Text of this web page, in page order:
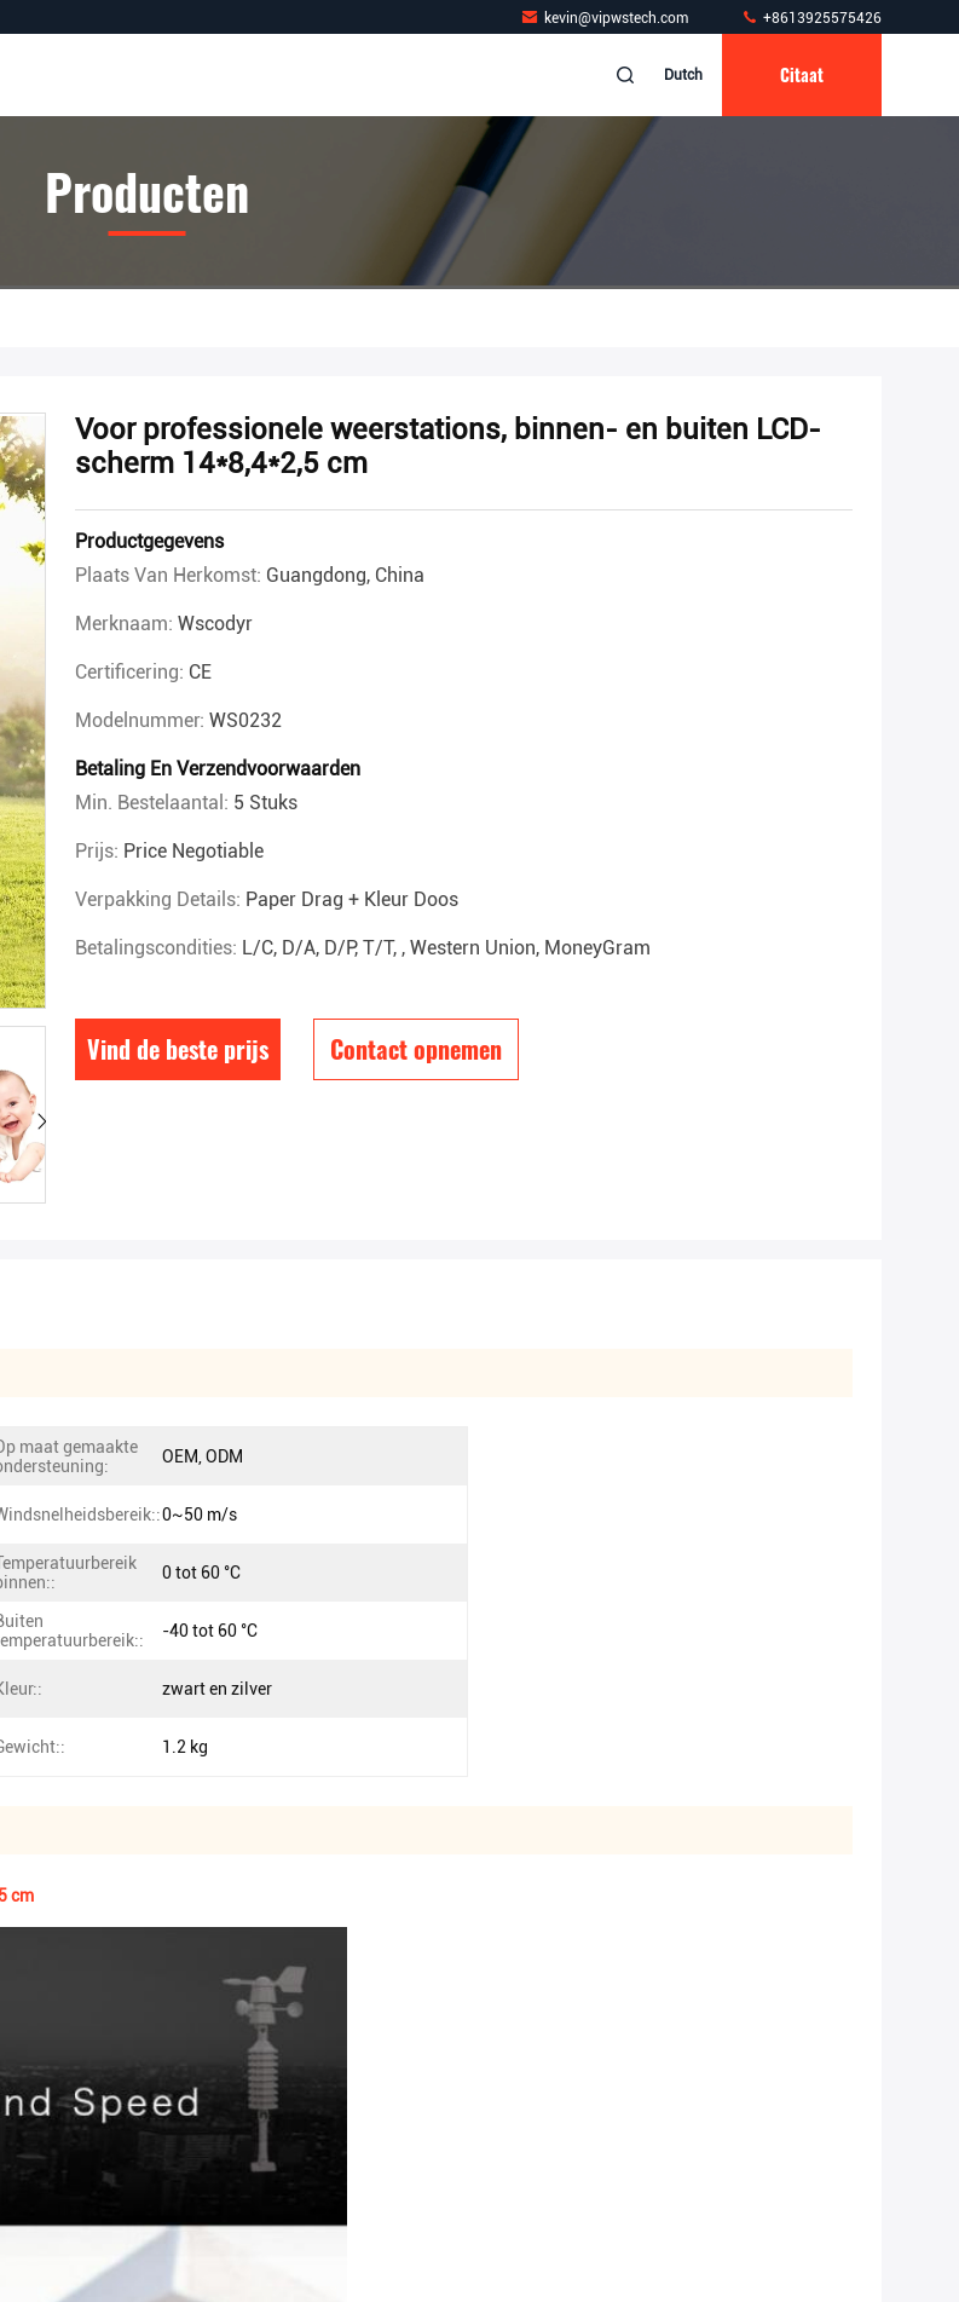
kevin@vipwstech.com +8613925575426
Dutch Citaat
Producten
Voor professionele weerstations, binnen- en buiten LCD-
scherm 14*8,4*2,5 cm
Productgegevens
Plaats Van Herkomst: Guangdong, China
Merknaam: Wscodyr
Certificering: CE
Modelnummer: WS0232
Betaling En Verzendvoorwaarden
Min. Bestelaantal: 5 Stuks
Prijs: Price Negotiable
Verpakking Details: Paper Drag + Kleur Doos
Betalingscondities: L/C, D/A, D/P, T/T, , Western Union, MoneyGram
Vind de beste prijs Contact opnemen
maat gemaakte
OEM, ODM
0~50 m/s
0 tot 60 °C
-40 tot 60 °C
zwart en zilver
1.2 kg
cm